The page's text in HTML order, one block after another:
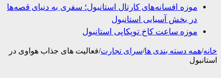
موزه افسانه‌های کارتال استانبول؛ سفری به دنیای قصه‌ها
در بخش آسیایی استانبول
موزه ساعت کاخ توپکاپی استانبول
همه دسته بندی ها/سرای تجارت/فعالیت های جذاب هواوی در